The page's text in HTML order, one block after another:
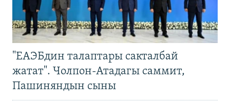
"ЕАЭБдин талаптары сакталбай
жатат". Чолпон-Атадагы саммит,
Пашиняндын сыны